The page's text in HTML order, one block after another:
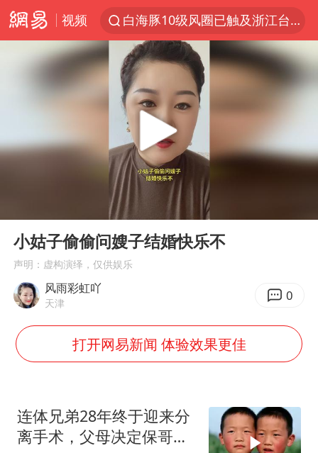
视频
白海豚10级风圈已触及浙江台州
“伊斯兰版北约”出现
光影经济撬动暑期消费新蓝海
“白海豚”最新位置公布
外国游客的“中国游三件套”火了
以军士兵把枪口对准中国记者
辽宁省深化扫黑除恶专项斗争
方桃子代言广告视频已下架
一周大涨超7% 金价为何突然上涨
白海豚登陆前还将加强
央视新主播李秋莹孙亚鹏亮相
情侣在平潭拍日出时坠崖致一死一伤
Play
小姑子偷偷问嫂子结婚快乐不
声明：虚构演绎，仅供娱乐
风雨彩虹吖
天津 0
打开网易新闻 体验效果更佳
连体兄弟28年终于迎来分
离手术，父母决定保哥